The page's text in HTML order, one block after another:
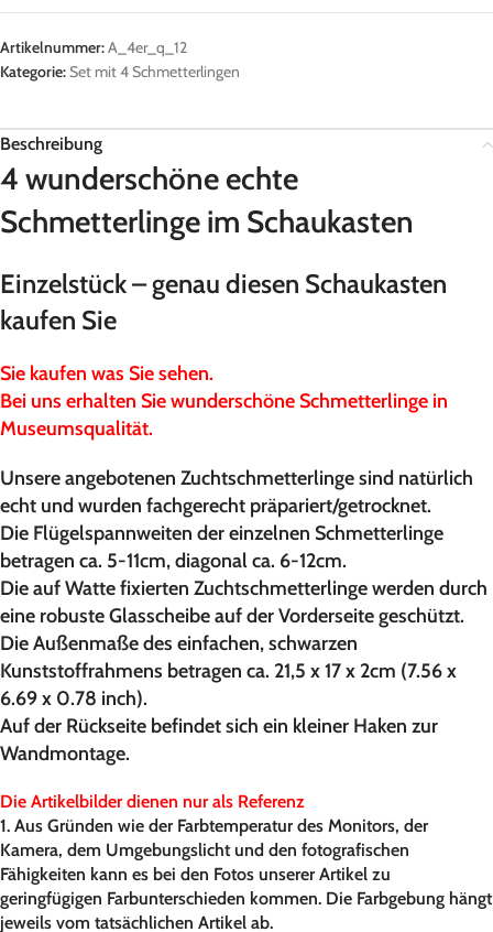
Artikelnummer:A_4er_q_12
Kategorie:Set mit 4 Schmetterlingen
Beschreibung
4 wunderschöne echte
Schmetterlinge im Schaukasten
Einzelstück – genau diesen Schaukasten
kaufen Sie
Sie kaufen was Sie sehen.
Bei uns erhalten Sie wunderschöne Schmetterlinge in
Museumsqualität.
Unsere angebotenen Zuchtschmetterlinge sind natürlich
echt und wurden fachgerecht präpariert/getrocknet.
Die Flügelspannweiten der einzelnen Schmetterlinge
betragen ca. 5-11cm, diagonal ca. 6-12cm.
Die auf Watte fixierten Zuchtschmetterlinge werden durch
eine robuste Glasscheibe auf der Vorderseite geschützt.
Die Außenmaße des einfachen, schwarzen
Kunststoffrahmens betragen ca. 21,5 x 17 x 2cm (7.56 x
6.69 x 0.78 inch).
Auf der Rückseite befindet sich ein kleiner Haken zur
Wandmontage.
Die Artikelbilder dienen nur als Referenz
1. Aus Gründen wie der Farbtemperatur des Monitors, der
Kamera, dem Umgebungslicht und den fotografischen
Fähigkeiten kann es bei den Fotos unserer Artikel zu
geringfügigen Farbunterschieden kommen. Die Farbgebung hängt
jeweils vom tatsächlichen Artikel ab.